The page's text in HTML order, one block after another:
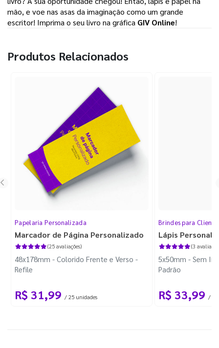
mão, e voe nas asas da imaginação como um grande
escritor! Imprima o seu livro na gráfica GIV Online!
Produtos Relacionados
Papelaria Personalizada
Marcador de Página Personalizado
(25 avaliações)
48x178mm - Colorido Frente e Verso -
Refile
R$ 31,99 / 25 unidades
Brindes para
Lápis
(3
5x50mm - Sem
Padrão
R$ 33,99 / 10